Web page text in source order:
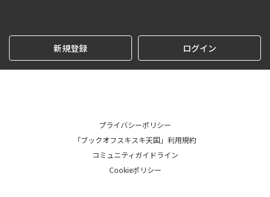
新規登録 ログイン
プライバシーポリシー
「ブックオフスキスキ天国」利用規約
コミュニティガイドライン
Cookieポリシー